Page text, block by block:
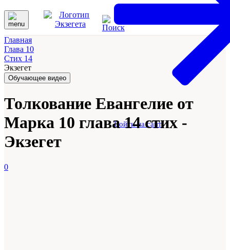
Войти на сайт
Главная
Глава 10
Стих 14
Экзегет
Обучающее видео
Толкование Евангелие от
Марка 10 глава 14 стих -
Экзегет
0